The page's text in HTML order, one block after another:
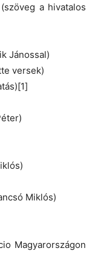
a hivatalos
Jánossal)
versek)
Miklós)
Magyarországon